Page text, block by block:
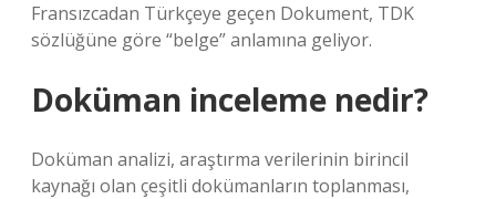
Fransızcadan Türkçeye geçen Dokument, TDK
sözlüğüne göre “belge” anlamına geliyor.
Doküman inceleme nedir?
Doküman analizi, araştırma verilerinin birincil
kaynağı olan çeşitli dokümanların toplanması,